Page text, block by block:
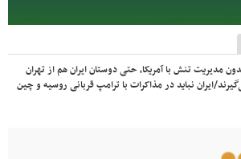
مدیریت تنش با آمریکا، حتی دوستان ایران هم از تهران
ایران نباید در مذاکرات با ترامپ قربانی روسیه و چین